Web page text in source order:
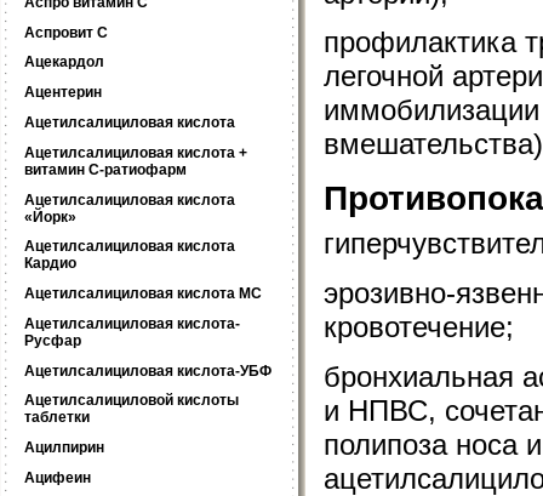
Аспровит С
Ацекардол
Ацентерин
Ацетилсалициловая кислота
Ацетилсалициловая кислота +
витамин C-ратиофарм
Ацетилсалициловая кислота
«Йорк»
Ацетилсалициловая кислота
Кардио
Ацетилсалициловая кислота МС
Ацетилсалициловая кислота-
Русфар
Ацетилсалициловая кислота-УБФ
Ацетилсалициловой кислоты
таблетки
Ацилпирин
Ацифеин
профилактика
легочной
иммобилизации
эрозивно-
кровотечение;
бронхиальная
и НПВС,
полипоза носа